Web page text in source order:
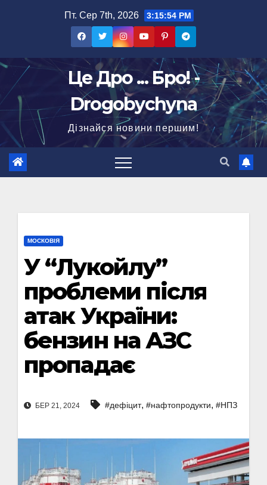
Пт. Сер 7th, 2026 3:15:55 PM
Це Дро ... Бро! -
Drogobychyna
Дізнайся новини першим!
МОСКОВІЯ
У “Лукойлу”
проблеми після
атак України:
бензин на АЗС
пропадає
БЕР 21, 2024 #дефіцит, #нафтопродукти, #НПЗ